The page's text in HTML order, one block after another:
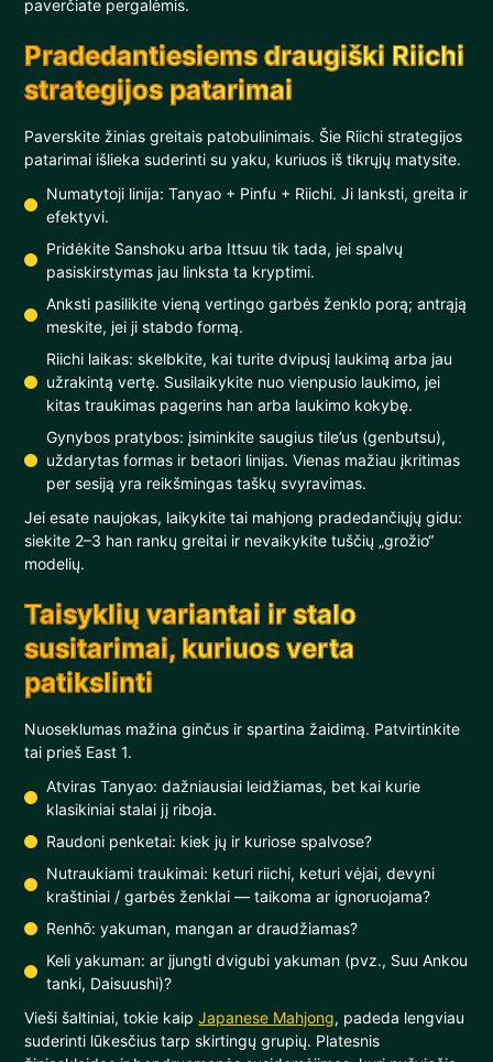
paverčiate pergalėmis.
Pradedantiesiems draugiški Riichi
strategijos patarimai
Paverskite žinias greitais patobulinimais. Šie Riichi strategijos
patarimai išlieka suderinti su yaku, kuriuos iš tikrųjų matysite.
Numatytoji linija: Tanyao + Pinfu + Riichi. Ji lanksti, greita ir
efektyvi.
Pridėkite Sanshoku arba Ittsuu tik tada, jei spalvų
pasiskirstymas jau linksta ta kryptimi.
Anksti pasilikite vieną vertingo garbės ženklo porą; antrąją
meskite, jei ji stabdo formą.
Riichi laikas: skelbkite, kai turite dvipusį laukimą arba jau
užrakintą vertę. Susilaikykite nuo vienpusio laukimo, jei
kitas traukimas pagerins han arba laukimo kokybę.
Gynybos pratybos: įsiminkite saugius tile’us (genbutsu),
uždarytas formas ir betaori linijas. Vienas mažiau įkritimas
per sesiją yra reikšmingas taškų svyravimas.
Jei esate naujokas, laikykite tai mahjong pradedančiųjų gidu:
siekite 2–3 han rankų greitai ir nevaikykite tuščių „grožio“
modelių.
Taisyklių variantai ir stalo
susitarimai, kuriuos verta
patikslinti
Nuoseklumas mažina ginčus ir spartina žaidimą. Patvirtinkite
tai prieš East 1.
Atviras Tanyao: dažniausiai leidžiamas, bet kai kurie
klasikiniai stalai jį riboja.
Raudoni penketai: kiek jų ir kuriose spalvose?
Nutraukiami traukimai: keturi riichi, keturi vėjai, devyni
kraštiniai / garbės ženklai — taikoma ar ignoruojama?
Renhō: yakuman, mangan ar draudžiamas?
Keli yakuman: ar įjungti dvigubi yakuman (pvz., Suu Ankou
tanki, Daisuushi)?
Vieši šaltiniai, tokie kaipJapanese Mahjong, padeda lengviau
suderinti lūkesčius tarp skirtingų grupių. Platesnis